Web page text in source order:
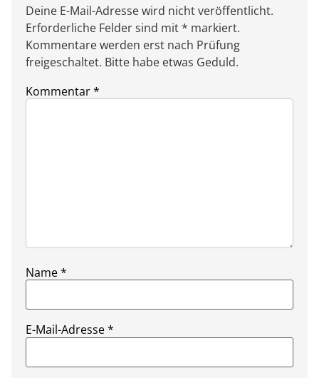
Deine E-Mail-Adresse wird nicht veröffentlicht.
Erforderliche Felder sind mit * markiert.
Kommentare werden erst nach Prüfung
freigeschaltet. Bitte habe etwas Geduld.
Kommentar*
Name*
E-Mail-Adresse*